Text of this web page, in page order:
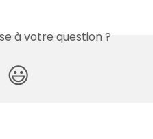
à votre question ?
😃